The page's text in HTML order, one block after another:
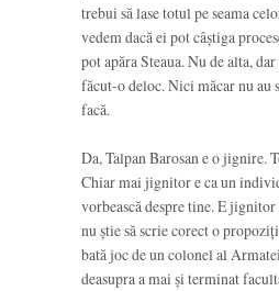
trebui să lase totul pe seama
vedem dacă ei pot câștiga
pot apăra Steaua. Nu de alta,
făcut-o deloc. Nici măcar nu au
facă.
Da, Talpan Barosan e o jignire.
Chiar mai jignitor e ca un
vorbească despre tine. E
nu știe să scrie corect o
bată joc de un colonel al
deasupra a mai și terminat